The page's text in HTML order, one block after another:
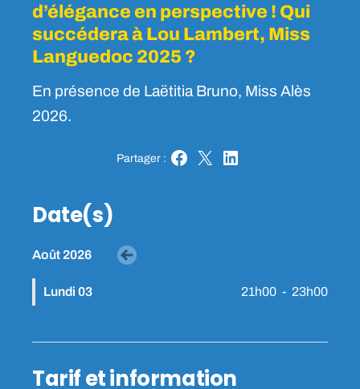
Date(s)
Voir le mois précédent
Août 2026
Lundi 03 21h00 - 23h00
Tarif et information
d’élégance en perspective ! Qui
succédera à Lou Lambert, Miss
Languedoc 2025 ?
En présence de Laëtitia Bruno, Miss Alès
2026.
Partager : Partager sur Facebook
Partager sur X
Partager sur LinkedIn